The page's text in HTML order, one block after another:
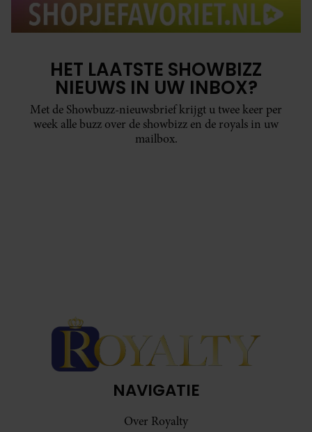
HET LAATSTE SHOWBIZZ
NIEUWS IN UW INBOX?
Met de Showbuzz-nieuwsbrief krijgt u twee keer per
week alle buzz over de showbizz en de royals in uw
mailbox.
NAVIGATIE
Over Royalty